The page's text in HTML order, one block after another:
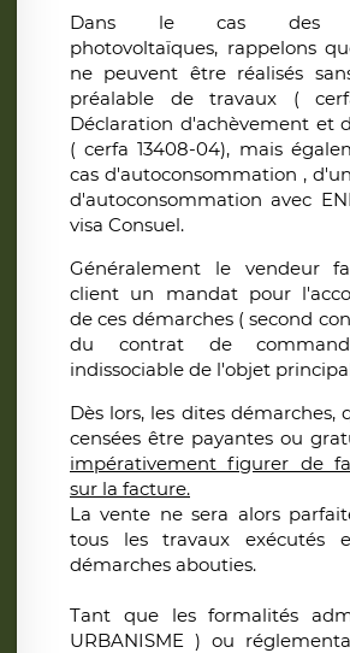
Dans le cas des
photovoltaïques, rappelons
ne peuvent être réalisés
préalable de travaux (
Déclaration d'achèvement et
( cerfa 13408-04), mais
cas d'autoconsommation ,
d'autoconsommation avec
visa Consuel.
Généralement le vendeur
client un mandat pour
de ces démarches ( second
du contrat de
indissociable de l'objet
Dès lors, les dites démarches,
censées être payantes ou
impérativement figurer de
sur la facture.
La vente ne sera alors
tous les travaux exécutés
démarches abouties.
Tant que les formalités
URBANISME ) ou